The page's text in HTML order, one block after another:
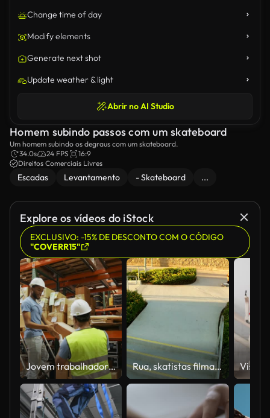
Change time of day
Modify elements
Generate next shot
Update weather & light
Abrir no AI Studio
Homem subindo passos com um skateboard
Um homem subindo os degraus com um skateboard.
34.0s
24 FPS
16:9
Direitos Comerciais Livres
Escadas Levantamento - Skateboard ...
Explore os vídeos do iStock
EXCLUSIVO: -15% DE DESCONTO COM O CÓDIGO
"COVERR15"
Jovem trabalhador de armazém de distribuição masculina dá caixa para colega de trabalho Rua, skatistas filmado com tom